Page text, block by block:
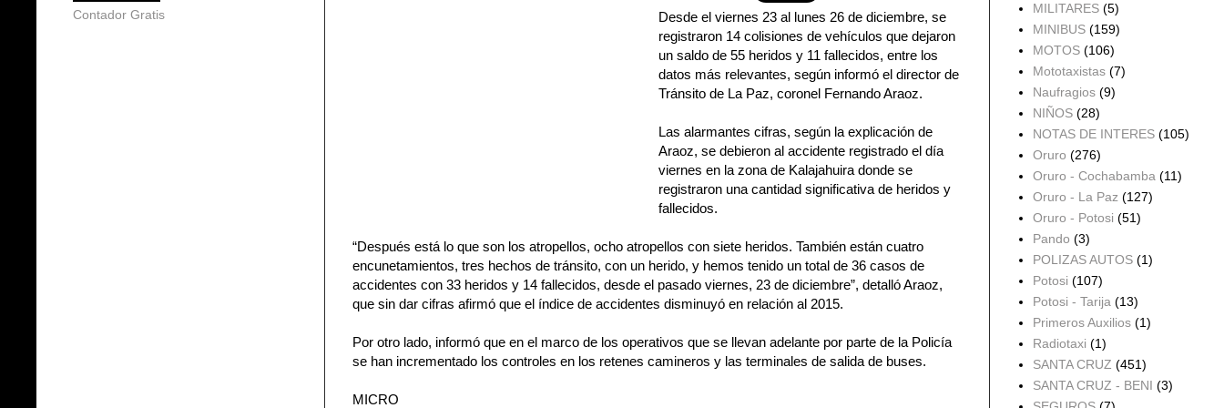
Desde el viernes 23 al lunes 26 de diciembre, se
registraron 14 colisiones de vehículos que dejaron
un saldo de 55 heridos y 11 fallecidos, entre los
datos más relevantes, según informó el director de
Tránsito de La Paz, coronel Fernando Araoz.
Las alarmantes cifras, según la explicación de
Araoz, se debieron al accidente registrado el día
viernes en la zona de Kalajahuira donde se
registraron una cantidad significativa de heridos y
fallecidos.
“Después está lo que son los atropellos, ocho atropellos con siete heridos. También están cuatro
encunetamientos, tres hechos de tránsito, con un herido, y hemos tenido un total de 36 casos de
accidentes con 33 heridos y 14 fallecidos, desde el pasado viernes, 23 de diciembre”, detalló Araoz,
que sin dar cifras afirmó que el índice de accidentes disminuyó en relación al 2015.
Por otro lado, informó que en el marco de los operativos que se llevan adelante por parte de la Policía
se han incrementado los controles en los retenes camineros y las terminales de salida de buses.
MICRO
Contador Gratis
MILITARES (5)
MINIBUS (159)
MOTOS (106)
Mototaxistas (7)
Naufragios (9)
NIÑOS (28)
NOTAS DE INTERES (105)
Oruro (276)
Oruro - Cochabamba (11)
Oruro - La Paz (127)
Oruro - Potosi (51)
Pando (3)
POLIZAS AUTOS (1)
Potosi (107)
Potosi - Tarija (13)
Primeros Auxilios (1)
Radiotaxi (1)
SANTA CRUZ (451)
SANTA CRUZ - BENI (3)